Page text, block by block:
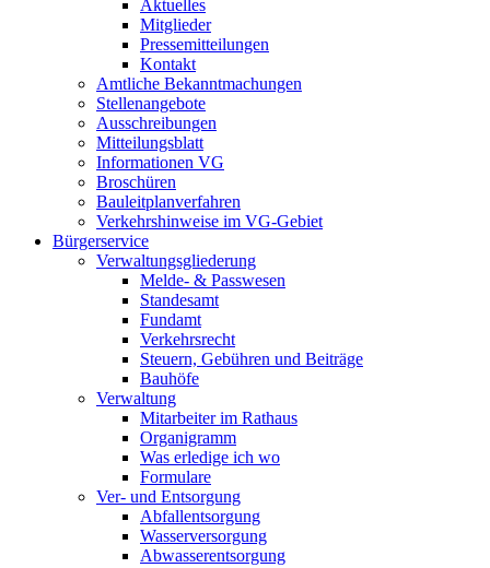
Aktuelles
Mitglieder
Pressemitteilungen
Kontakt
Amtliche Bekanntmachungen
Stellenangebote
Ausschreibungen
Mitteilungsblatt
Informationen VG
Broschüren
Bauleitplanverfahren
Verkehrshinweise im VG-Gebiet
Bürgerservice
Verwaltungsgliederung
Melde- & Passwesen
Standesamt
Fundamt
Verkehrsrecht
Steuern, Gebühren und Beiträge
Bauhöfe
Verwaltung
Mitarbeiter im Rathaus
Organigramm
Was erledige ich wo
Formulare
Ver- und Entsorgung
Abfallentsorgung
Wasserversorgung
Abwasserentsorgung